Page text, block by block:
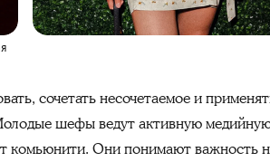
сочетать несочетаемое и
шефы ведут активную
комьюнити. Они понимают важность